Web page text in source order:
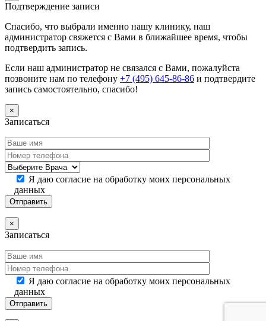
Подтверждение записи
Спасибо, что выбрали именно нашу клинику, наш
администратор свяжется с Вами в ближайшее время, чтобы
подтвердить запись.
Если наш администратор не связался с Вами, пожалуйста
позвоните нам по телефону +7 (495) 645-86-86 и подтвердите
запись самостоятельно, спасибо!
×
Записаться
Я даю согласие на обработку моих персональных
данных
×
Записаться
Я даю согласие на обработку моих персональных
данных